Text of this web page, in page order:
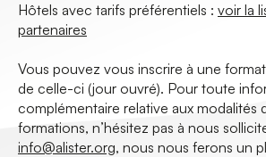
Hôtels avec tarifs préférentiels : voir la
partenaires
Vous pouvez vous inscrire à une
de celle-ci (jour ouvré). Pour toute
complémentaire relative aux modalités
formations, n’hésitez pas à nous
info@alister.org, nous nous ferons un